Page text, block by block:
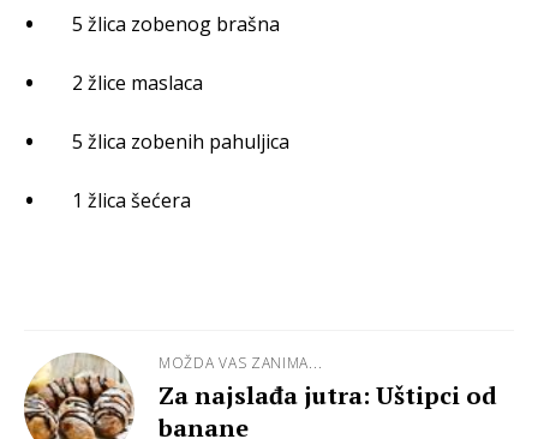
5 žlica zobenog brašna
2 žlice maslaca
5 žlica zobenih pahuljica
1 žlica šećera
MOŽDA VAS ZANIMA...
Za najslađa jutra: Uštipci od
banane